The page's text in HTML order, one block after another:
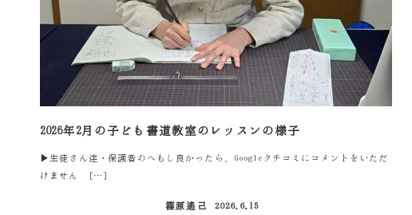
2026年2月の子ども書道教室のレッスンの様子
▶生徒さん達・保護者のへもし良かったら、Googleクチコミにコメントをいただ
けません […]
篠原遙己
2026.6.15